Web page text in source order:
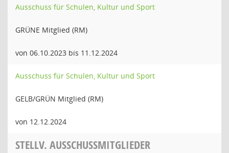
Ausschuss für Schulen, Kultur und Sport
GRÜNE Mitglied (RM)
von 06.10.2023 bis 11.12.2024
Ausschuss für Schulen, Kultur und Sport
GELB/GRÜN Mitglied (RM)
von 12.12.2024
STELLV. AUSSCHUSSMITGLIEDER